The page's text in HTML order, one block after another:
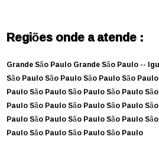
Regiões onde a atende :
Grande São PauloGrande São Paulo --
São PauloSão PauloSão PauloSão Paulo
PauloSão PauloSão PauloSão Paulo
PauloSão PauloSão PauloSão Paulo
PauloSão PauloSão PauloSão Paulo
PauloSão PauloSão PauloSão Paulo